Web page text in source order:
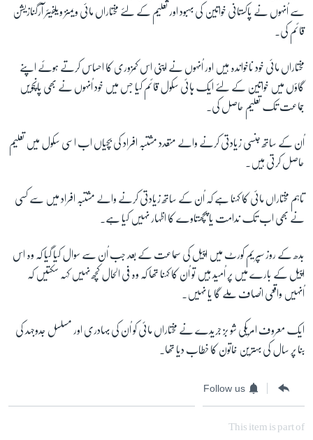
سے اُنہوں نے پاکستانی خواتین کی بہبود اور تعلیم کے لئے مختاراں مائی ویمنز ویلفیئر آرگنازیشن
قائم کی۔
مختاراں مائی خود ناخواندہ ہیں اور اُنہوں نے اپنی اس کمزوری کا احساس کرتے ہوئے اپنے
گاؤں میں خواتین کے لئے ایک ہائی سکول قائم کیا جس میں خود اُنہوں نے بھی پانچویں
جماعت تک تعلیم حاصل کی۔
اُن کے ساتھ جنسی زیادتی کرنے والے متعدد مشتبہ افراد کی بچیاں اب اسی سکول میں تعلیم
حاصل کرتی ہیں۔
تاہم مختاراں مائی کا کہنا ہے کہ اُن کے ساتھ زیادتی کرنے والے مشتبہ افراد میں سے کسی
نے بھی اب تک ندامت یا پچھتاوے کا اظہار نہیں کیا ہے۔
بدھ کے روز سپریم کورٹ میں اپیل کی سماعت کے بعد جب اُن سے سوال کیا گیا کہ وہ اس
اپیل کے بارے میں پر اُمید ہیں تو اُن کا کہنا تھا کہ وہ فی الحال کچھ نہیں کہہ سکتیں کہ
اُنہیں واقعی انصاف ملے گا یا نہیں۔
ایک معروف امریکی شو بز جریدے نے مختاراں مائی کو اُن کی بہادری اور مسلسل جدوجہد کی
بنا پر سال کی بہترین خاتون کا خطاب دیا تھا۔
Follow us
This item is part of